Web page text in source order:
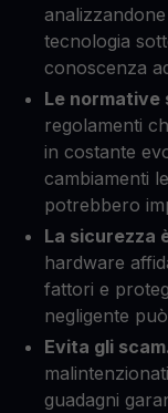
tecnologia
conoscenza
Le
regolamenti
in costante
cambiamenti
potrebbero
La sicurezza
hardware
fattori e
negligente
Evita gli
guadagni